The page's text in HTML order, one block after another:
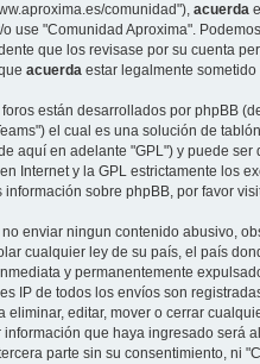
comunidad"), acuerda
o use "Comunidad Aproxima".
que los revisase por su cuenta
acuerdaestar legalmente sometido
foros están desarrollados por phpBB
el cual es una solución de
aquí en adelante "GPL") y puede
Internet y la GPL estrictamente los
información sobre phpBB, por favor
enviar ningun contenido abusivo,
cualquier ley de su país, el país
y permanentemente
IP de todos los envíos son
eliminar, editar, mover o cerrar
información que haya ingresado será
parte sin su consentimiento, ni